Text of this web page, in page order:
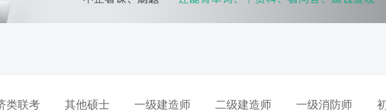
类联考 其他硕士 一级建造师 二级建造师 一级消防师